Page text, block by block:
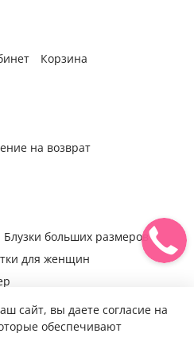
Корзина
на возврат
Блузки больших размеров
для женщин
сайт, вы даете согласие на
обеспечивают